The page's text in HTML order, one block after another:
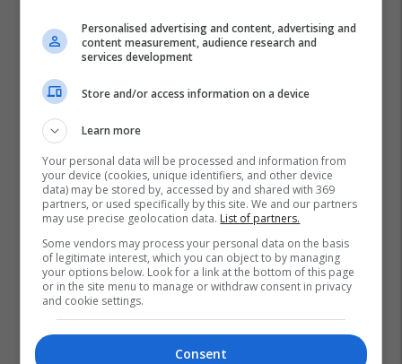
Personalised advertising and content, advertising and
content measurement, audience research and
services development
Store and/or access information on a device
Learn more
Your personal data will be processed and information from
your device (cookies, unique identifiers, and other device
data) may be stored by, accessed by and shared with 369
partners, or used specifically by this site. We and our partners
may use precise geolocation data. List of partners.
Some vendors may process your personal data on the basis
of legitimate interest, which you can object to by managing
your options below. Look for a link at the bottom of this page
or in the site menu to manage or withdraw consent in privacy
and cookie settings.
Consent